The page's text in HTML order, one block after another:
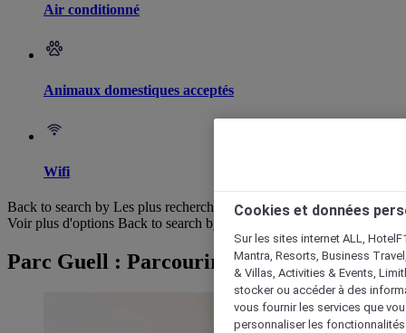
Air conditionné
Animaux domestiques acceptés
Wifi
Back to search by Les plus recherchés
Voir plus d'options Back to search by categories
Parc Guell : Parcourir les hôtels
Cookies et données
Sur les sites internet ALL,
Mantra, Resorts, Business
& Villas, Activities & Events,
stocker ou accéder à des
vous fournir les services que
personnaliser les